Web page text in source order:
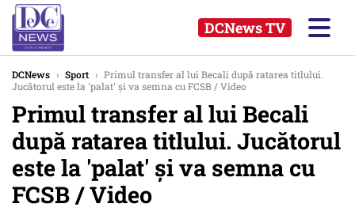
DCNews TV
DCNews › Sport › Primul transfer al lui Becali după ratarea titlului.
Jucătorul este la 'palat' și va semna cu FCSB / Video
Primul transfer al lui Becali
după ratarea titlului. Jucătorul
este la 'palat' și va semna cu
FCSB / Video